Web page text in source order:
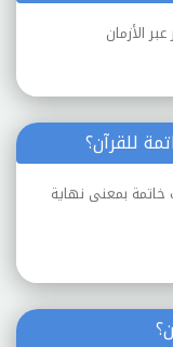
الأزمان
للقرآن؟
بمعنى نهاية